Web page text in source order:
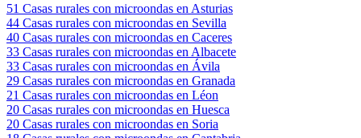
51 Casas rurales con microondas en Asturias
44 Casas rurales con microondas en Sevilla
40 Casas rurales con microondas en Caceres
33 Casas rurales con microondas en Albacete
33 Casas rurales con microondas en Ávila
29 Casas rurales con microondas en Granada
21 Casas rurales con microondas en Léon
20 Casas rurales con microondas en Huesca
20 Casas rurales con microondas en Soria